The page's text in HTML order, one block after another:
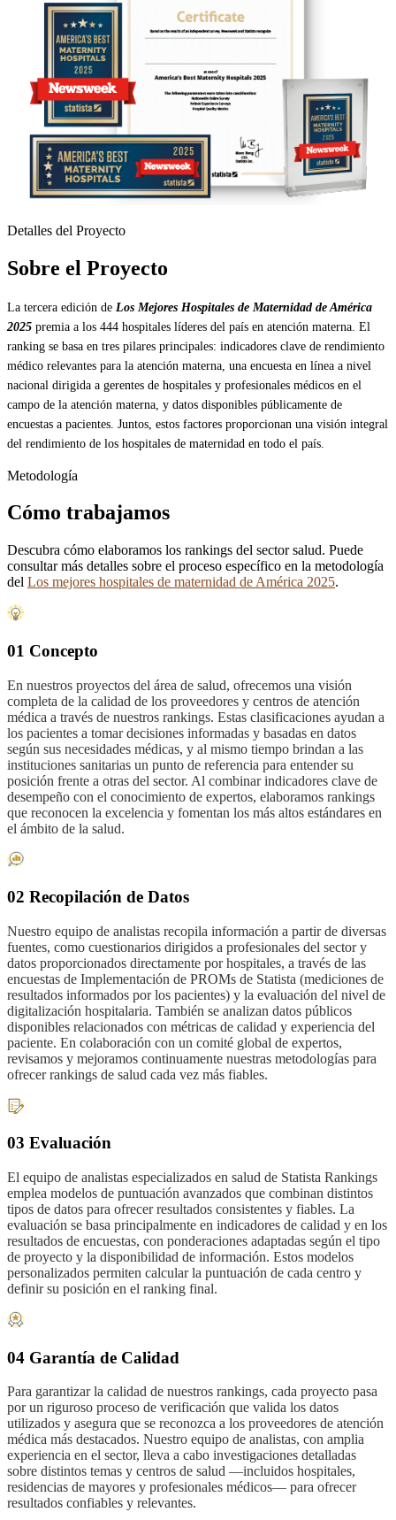
Detalles del Proyecto
Sobre el Proyecto
La tercera edición de Los Mejores Hospitales de Maternidad de América
2025 premia a los 444 hospitales líderes del país en atención materna. El
ranking se basa en tres pilares principales: indicadores clave de rendimiento
médico relevantes para la atención materna, una encuesta en línea a nivel
nacional dirigida a gerentes de hospitales y profesionales médicos en el
campo de la atención materna, y datos disponibles públicamente de
encuestas a pacientes. Juntos, estos factores proporcionan una visión integral
del rendimiento de los hospitales de maternidad en todo el país.
Metodología
Cómo trabajamos
Descubra cómo elaboramos los rankings del sector salud. Puede
consultar más detalles sobre el proceso específico en la metodología
del Los mejores hospitales de maternidad de América 2025.
01 Concepto
En nuestros proyectos del área de salud, ofrecemos una visión
completa de la calidad de los proveedores y centros de atención
médica a través de nuestros rankings. Estas clasificaciones ayudan a
los pacientes a tomar decisiones informadas y basadas en datos
según sus necesidades médicas, y al mismo tiempo brindan a las
instituciones sanitarias un punto de referencia para entender su
posición frente a otras del sector. Al combinar indicadores clave de
desempeño con el conocimiento de expertos, elaboramos rankings
que reconocen la excelencia y fomentan los más altos estándares en
el ámbito de la salud.
02 Recopilación de Datos
Nuestro equipo de analistas recopila información a partir de diversas
fuentes, como cuestionarios dirigidos a profesionales del sector y
datos proporcionados directamente por hospitales, a través de las
encuestas de Implementación de PROMs de Statista (mediciones de
resultados informados por los pacientes) y la evaluación del nivel de
digitalización hospitalaria. También se analizan datos públicos
disponibles relacionados con métricas de calidad y experiencia del
paciente. En colaboración con un comité global de expertos,
revisamos y mejoramos continuamente nuestras metodologías para
ofrecer rankings de salud cada vez más fiables.
03 Evaluación
El equipo de analistas especializados en salud de Statista Rankings
emplea modelos de puntuación avanzados que combinan distintos
tipos de datos para ofrecer resultados consistentes y fiables. La
evaluación se basa principalmente en indicadores de calidad y en los
resultados de encuestas, con ponderaciones adaptadas según el tipo
de proyecto y la disponibilidad de información. Estos modelos
personalizados permiten calcular la puntuación de cada centro y
definir su posición en el ranking final.
04 Garantía de Calidad
Para garantizar la calidad de nuestros rankings, cada proyecto pasa
por un riguroso proceso de verificación que valida los datos
utilizados y asegura que se reconozca a los proveedores de atención
médica más destacados. Nuestro equipo de analistas, con amplia
experiencia en el sector, lleva a cabo investigaciones detalladas
sobre distintos temas y centros de salud —incluidos hospitales,
residencias de mayores y profesionales médicos— para ofrecer
resultados confiables y relevantes.